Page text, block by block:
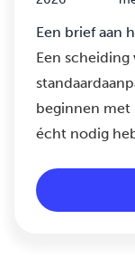
Een brief aan
Een
beginnen met
écht nodig